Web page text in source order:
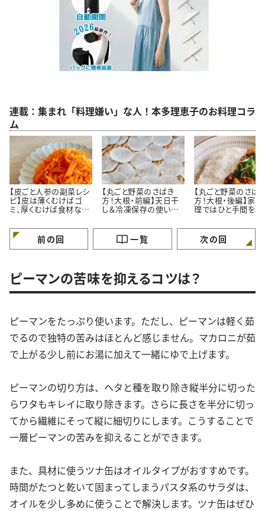
連載：集まれ「料理嫌い」な人！本多理恵子のお料理コラ
ム
【皮ごと人参の副菜レシ
ピ】皮は薄くむけばゴ
ミ、厚くむけば食材なん
のお手軽レシピ
【丸ごと野菜のさばき
方！大根・前編】天日干
し＆冷凍保存の使い切
んのお手軽レシピ
【丸ごと野菜のさば
方！大根・後編】家
理ではひと手間を
子さんのお手軽レシ
前の回 一覧 次の回
ピーマンの苦味を抑えるコツは？
ピーマンをたっぷり使います。ただし、ピーマンは軽く茹
でるので独特の苦みはほとんど感じません。マカロニが茹
で上がる少し前にお湯に加えて一緒にゆで上げます。
ピーマンの切り方は、ヘタと種を取り除き縦半分に切った
らワタもキレイに取り除きます。さらに長さを半分に切っ
てから繊維にそって縦に細切りにします。こうすることで
一層ピーマンの苦みを抑えることができます。
また、具材に使うツナ缶はオイルタイプがおすすめです。
時間がたつと乾いて固まってしまうパスタ系のサラダは、
オイルを少し多めに使うことで解決します。ツナ缶はぜひ